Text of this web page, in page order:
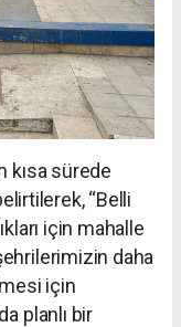
kısa sürede
“Belli
için mahalle
daha
için
planlı bir